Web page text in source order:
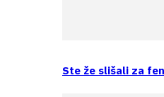
Ste že slišali za